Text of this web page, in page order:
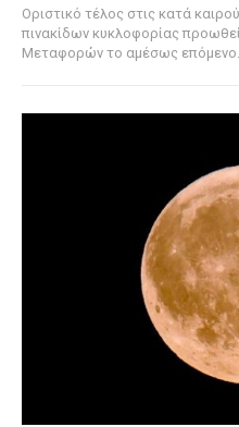
Οριστικό τέλος στις κατά
πινακίδων κυκλοφορίας
Μεταφορών το αμέσως